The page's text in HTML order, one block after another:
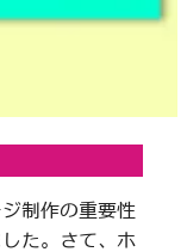
制作の重要性
た。さて、ホ